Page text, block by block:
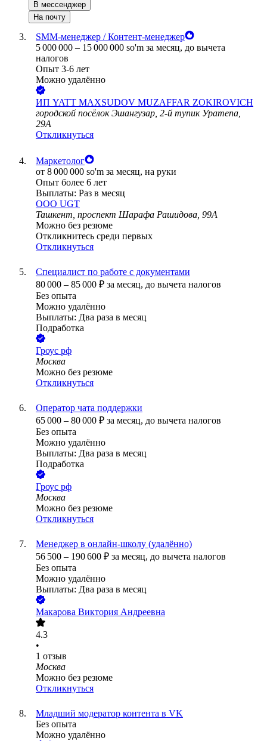
В мессенджер
На почту
SMM-менеджер / Контент-менеджер
5 000 000 – 15 000 000 so'm за месяц, до вычета
налогов
Опыт 3-6 лет
Можно удалённо
ИП YATT MAXSUDOV MUZAFFAR ZOKIROVICH
городской посёлок Эшангузар, 2-й тупик Уратепа,
29A
Откликнуться
Маркетолог
от 8 000 000 so'm за месяц, на руки
Опыт более 6 лет
Выплаты: Раз в месяц
ООО UGT
Ташкент, проспект Шарафа Рашидова, 99A
Можно без резюме
Откликнитесь среди первых
Откликнуться
Специалист по работе с документами
80 000 – 85 000 ₽ за месяц, до вычета налогов
Без опыта
Можно удалённо
Выплаты: Два раза в месяц
Подработка
Гроус рф
Москва
Можно без резюме
Откликнуться
Оператор чата поддержки
65 000 – 80 000 ₽ за месяц, до вычета налогов
Без опыта
Можно удалённо
Выплаты: Два раза в месяц
Подработка
Гроус рф
Москва
Можно без резюме
Откликнуться
Менеджер в онлайн-школу (удалённо)
56 500 – 190 600 ₽ за месяц, до вычета налогов
Без опыта
Можно удалённо
Выплаты: Два раза в месяц
Макарова Виктория Андреевна
4.3
•
1 отзыв
Москва
Можно без резюме
Откликнуться
Младший модератор контента в VK
Без опыта
Можно удалённо